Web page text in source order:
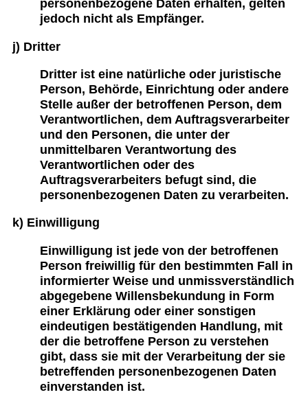
personenbezogene Daten erhalten, gelten
jedoch nicht als Empfänger.
j) Dritter
Dritter ist eine natürliche oder juristische
Person, Behörde, Einrichtung oder andere
Stelle außer der betroffenen Person, dem
Verantwortlichen, dem Auftragsverarbeiter
und den Personen, die unter der
unmittelbaren Verantwortung des
Verantwortlichen oder des
Auftragsverarbeiters befugt sind, die
personenbezogenen Daten zu verarbeiten.
k) Einwilligung
Einwilligung ist jede von der betroffenen
Person freiwillig für den bestimmten Fall in
informierter Weise und unmissverständlich
abgegebene Willensbekundung in Form
einer Erklärung oder einer sonstigen
eindeutigen bestätigenden Handlung, mit
der die betroffene Person zu verstehen
gibt, dass sie mit der Verarbeitung der sie
betreffenden personenbezogenen Daten
einverstanden ist.